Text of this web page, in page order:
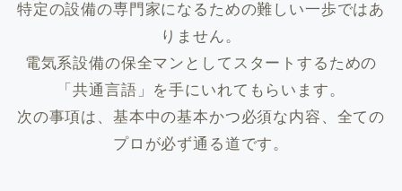
特定の設備の専門家になるための難しい一歩ではあ
りません。
電気系設備の保全マンとしてスタートするための
「共通言語」を手にいれてもらいます。
次の事項は、基本中の基本かつ必須な内容、全ての
プロが必ず通る道です。